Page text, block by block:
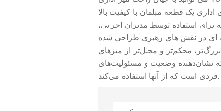
اداری یک قطعه مبلمان با کیفیت بالا
استفاده توسط مدیران اجرایی،
ای در نقش های رهبری طراحی شده
محکم‌تر و مجلل‌تر از میزهای
که نشان‌دهنده وضعیت و مسئولیت‌های
فردی است که از آنها استفاده می‌کند.